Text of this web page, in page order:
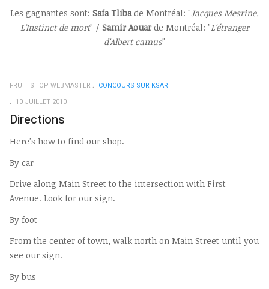
Les gagnantes sont: Safa Tlibade Montréal: "Jacques Mesrine.
L'Instinct de mort" / Samir Aouarde Montréal: "L'étranger
d'Albert camus"
FRUIT SHOP WEBMASTER
CONCOURS SUR KSARI
10 JUILLET 2010
Directions
Here's how to find our shop.
By car
Drive along Main Street to the intersection with First
Avenue. Look for our sign.
By foot
From the center of town, walk north on Main Street until you
see our sign.
By bus